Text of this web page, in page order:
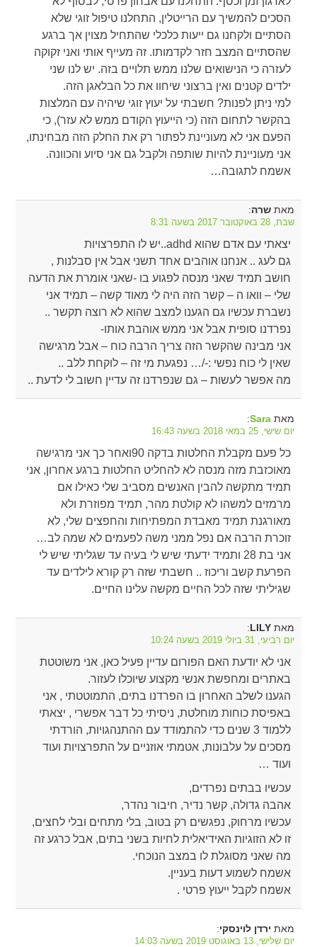
הסכים להמשיך עם הרייטלין, התחלנו טיפול זוגי שלא
הסתיים ולקחנו גם ייעות כלכלי שהתחיל מצוין אך ברגע
שהסתיים המצב חזר לקדמותו. זה מעייף אותי ואני זקוקה
לעזרה כי הנישואים שלנו ממש תלויים בזה. יש לנו שני
ילדים קטנים ואין ברצוני שיחוו את כל הבלאגן הזה.
למי ניתן לפנות? חשבתי על יעוץ זוגי שיהיה עם המלצות
בהקשר לתחום הזה (כי הייעוץ הקודם ממש לא עזר), כי
הפעם אני לא מעוניינת לפתור רק את החלק הזה מבחינתו,
אני מעוניינת להיות שותפה ולקבל גם אני סיוע והכוונה.
אשמח לתגובה…
מאתשרה:
שבת, 28 באוקטובר 2017 בשעה 8:31
יצאתי עם אדם שהוא adhd..יש לו התפרצויות
גם לעג .. אנחנו אוהבים אחד תשני אבל אין סבלנות ,
חושב תמיד שאני מנסה לפגוע בו -שאני אומרת את הדעה
שלי – וואו ה – קשר הזה היה לי מאוד קשה – תמיד אני
נשברת עכשיו גם הגענו למצב שהוא לא רוצה תקשר ..
נפרדנו סופית אבל אני ממש אוהבת אותו-
אני מבינה שהקשר הזה צריך הרבה כוח – אבל מרגישה
שאין לי כוח נפשי :-/… נפגעת מי זה – לוקחת ללב ..
מה אפשר לעשות – גם שנפרדנו זה עדיין חשוב לי לדעת ..
מאתSara
:
יום שישי, 25 במאי 2018 בשעה 16:43
כל פעם מקבלת החלטות בדקה 90ואחר כך אני מרגישה
מאוכזבת מזה מנסה לא להחליט החלטות ברגע אחרון, אני
תמיד מתקשה להבין האנשים מסביב שלי כאילו אם
מרמזים למשהו לא קולטת מהר, תמיד מפוזרת ולא
מאורגנת תמיד מאבדת המפתיחות והחפצים שלי, לא
זוכרת הרבה אם נפל ממני משה לפעמים לא שמה לב…
אני בת 28 ותמיד ידעתי שיש לי בעיה עד שגליתי שיש לי
הפרעת קשב וריכוז .. חשבתי שזה רק קורא לילדים עד
שגיליתי שזה לכל החיים מקשה עלינו החיים.
מאתLILY
:
יום רביעי, 31 ביולי 2019 בשעה 10:24
אני לא יודעת האם הפורום עדיין פעיל כאן, אני משוטטת
באתרים ומחפשת אנשי מקצוע שיוכלו לעזור.
הגענו לשלב האחרון בו הפרדנו בתים, התמוטטתי , אני
באפיסת כוחות מוחלטת, ניסיתי כל דבר אפשרי , יצאתי
ללמוד 3 שנים כדי להתמודד עם ההתנהגויות, הורדתי
מסכים על עלבונות, אטמתי אוזניים על התפרצויות ועוד
ועוד …
עכשיו בבתים נפרדים,
אהבה גדולה, קשר נדיר, חיבור נהדר,
עכשיו מרחוק, נפגשים רק בטוב, בלי מתחים ובלי לחצים,
זו לא הזוגיות האידיאלית לחיות בשני בתים, אבל כרגע זה
מה שאני מסוגלת לו במצב הנוכחי.
אשמח לשמוע דעות בעניין.
אשמח לקבל ייעוץ פרטי .
מאת ירדן לוינסקי:
יום שלישי, 13 באוגוסט 2019 בשעה 14:03